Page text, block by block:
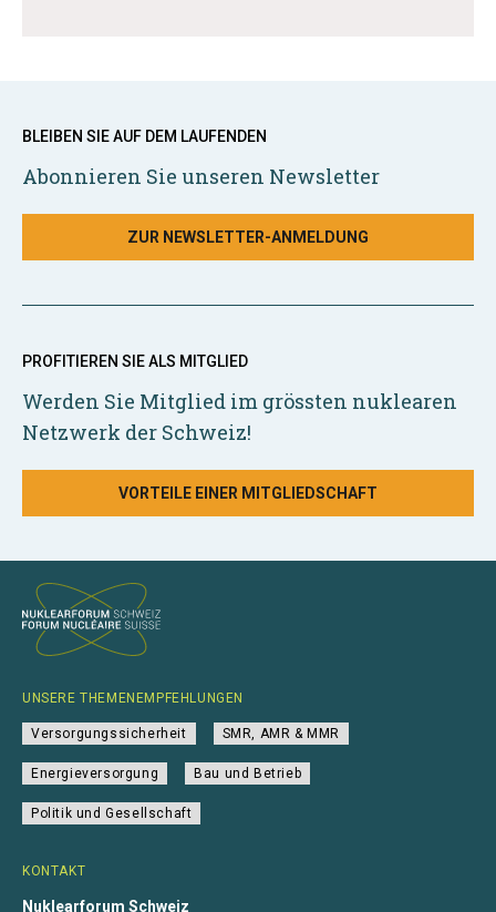
BLEIBEN SIE AUF DEM LAUFENDEN
Abonnieren Sie unseren Newsletter
ZUR NEWSLETTER-ANMELDUNG
PROFITIEREN SIE ALS MITGLIED
Werden Sie Mitglied im grössten nuklearen
Netzwerk der Schweiz!
VORTEILE EINER MITGLIEDSCHAFT
KONTAKT
Nuklearforum Schweiz
UNSERE THEMENEMPFEHLUNGEN
Versorgungssicherheit SMR, AMR & MMR
Energieversorgung Bau und Betrieb
Politik und Gesellschaft